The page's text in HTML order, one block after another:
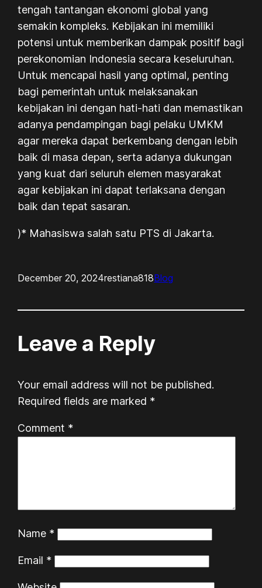
tengah tantangan ekonomi global yang
semakin kompleks. Kebijakan ini memiliki
potensi untuk memberikan dampak positif bagi
perekonomian Indonesia secara keseluruhan.
Untuk mencapai hasil yang optimal, penting
bagi pemerintah untuk melaksanakan
kebijakan ini dengan hati-hati dan memastikan
adanya pendampingan bagi pelaku UMKM
agar mereka dapat berkembang dengan lebih
baik di masa depan, serta adanya dukungan
yang kuat dari seluruh elemen masyarakat
agar kebijakan ini dapat terlaksana dengan
baik dan tepat sasaran.
)* Mahasiswa salah satu PTS di Jakarta.
December 20, 2024restiana818Blog
Leave a Reply
Your email address will not be published.
Required fields are marked *
Comment *
Name *
Email *